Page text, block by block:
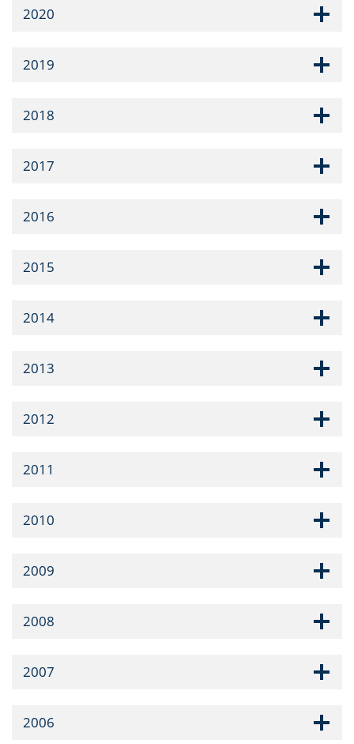
2020
2019
2018
2017
2016
2015
2014
2013
2012
2011
2010
2009
2008
2007
2006